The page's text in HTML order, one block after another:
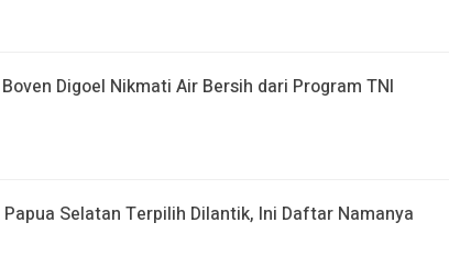
Digoel Nikmati Air Bersih dari Program TNI
Papua Selatan Terpilih Dilantik, Ini Daftar Namanya